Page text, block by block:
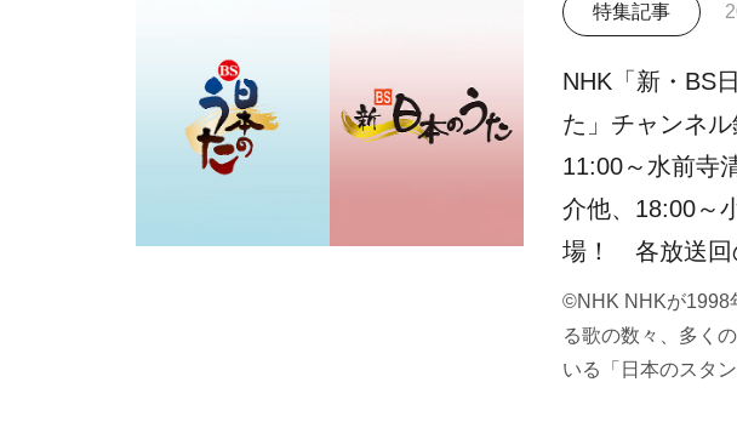
特集記事
NHK「新・BS
た」チャンネ
11:00～水前寺
介他、18:00～
場！ 各放送回
©NHK NHKが1998
る歌の数々、多く
いる「日本のスタ